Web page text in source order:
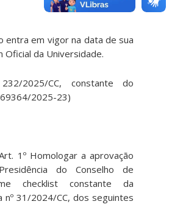
entra em vigor na data de sua
Oficial da Universidade.
2025/CC, constante do
2025-23)
1º Homologar a aprovação
do Conselho de
checklist constante da
nº 31/2024/CC, dos seguintes